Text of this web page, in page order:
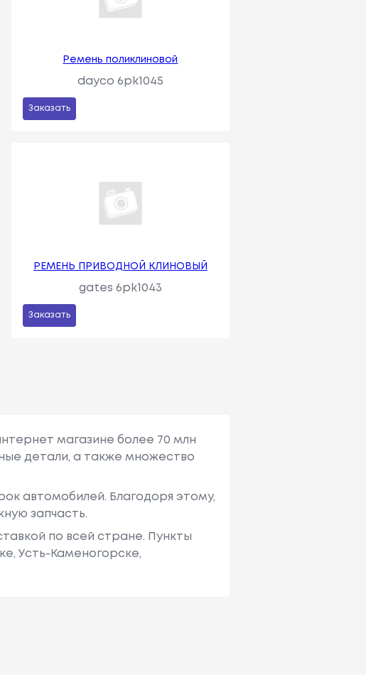
Ремень поликлиновой
dayco 6pk1045
Заказать
РЕМЕНЬ ПРИВОДНОЙ КЛИНОВЫЙ
gates 6pk1043
Заказать
магазине более 70 млн
детали, а также множество
автомобилей. Благодоря этому,
запчасть.
по всей стране. Пункты
Усть-Каменогорске,